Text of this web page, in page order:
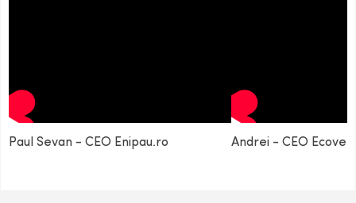
Paul Sevan - CEO Enipau.ro Andrei - CEO